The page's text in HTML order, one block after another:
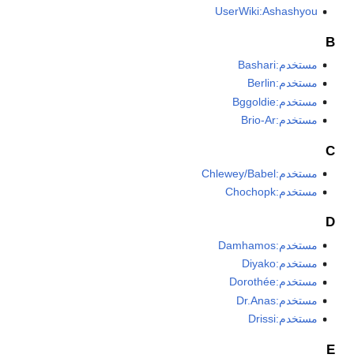
UserWiki:Ashashyou
B
مستخدم:Bashari
مستخدم:Berlin
مستخدم:Bggoldie
مستخدم:Brio-Ar
C
مستخدم:Chlewey/Babel
مستخدم:Chochopk
D
مستخدم:Damhamos
مستخدم:Diyako
مستخدم:Dorothée
مستخدم:Dr.Anas
مستخدم:Drissi
E